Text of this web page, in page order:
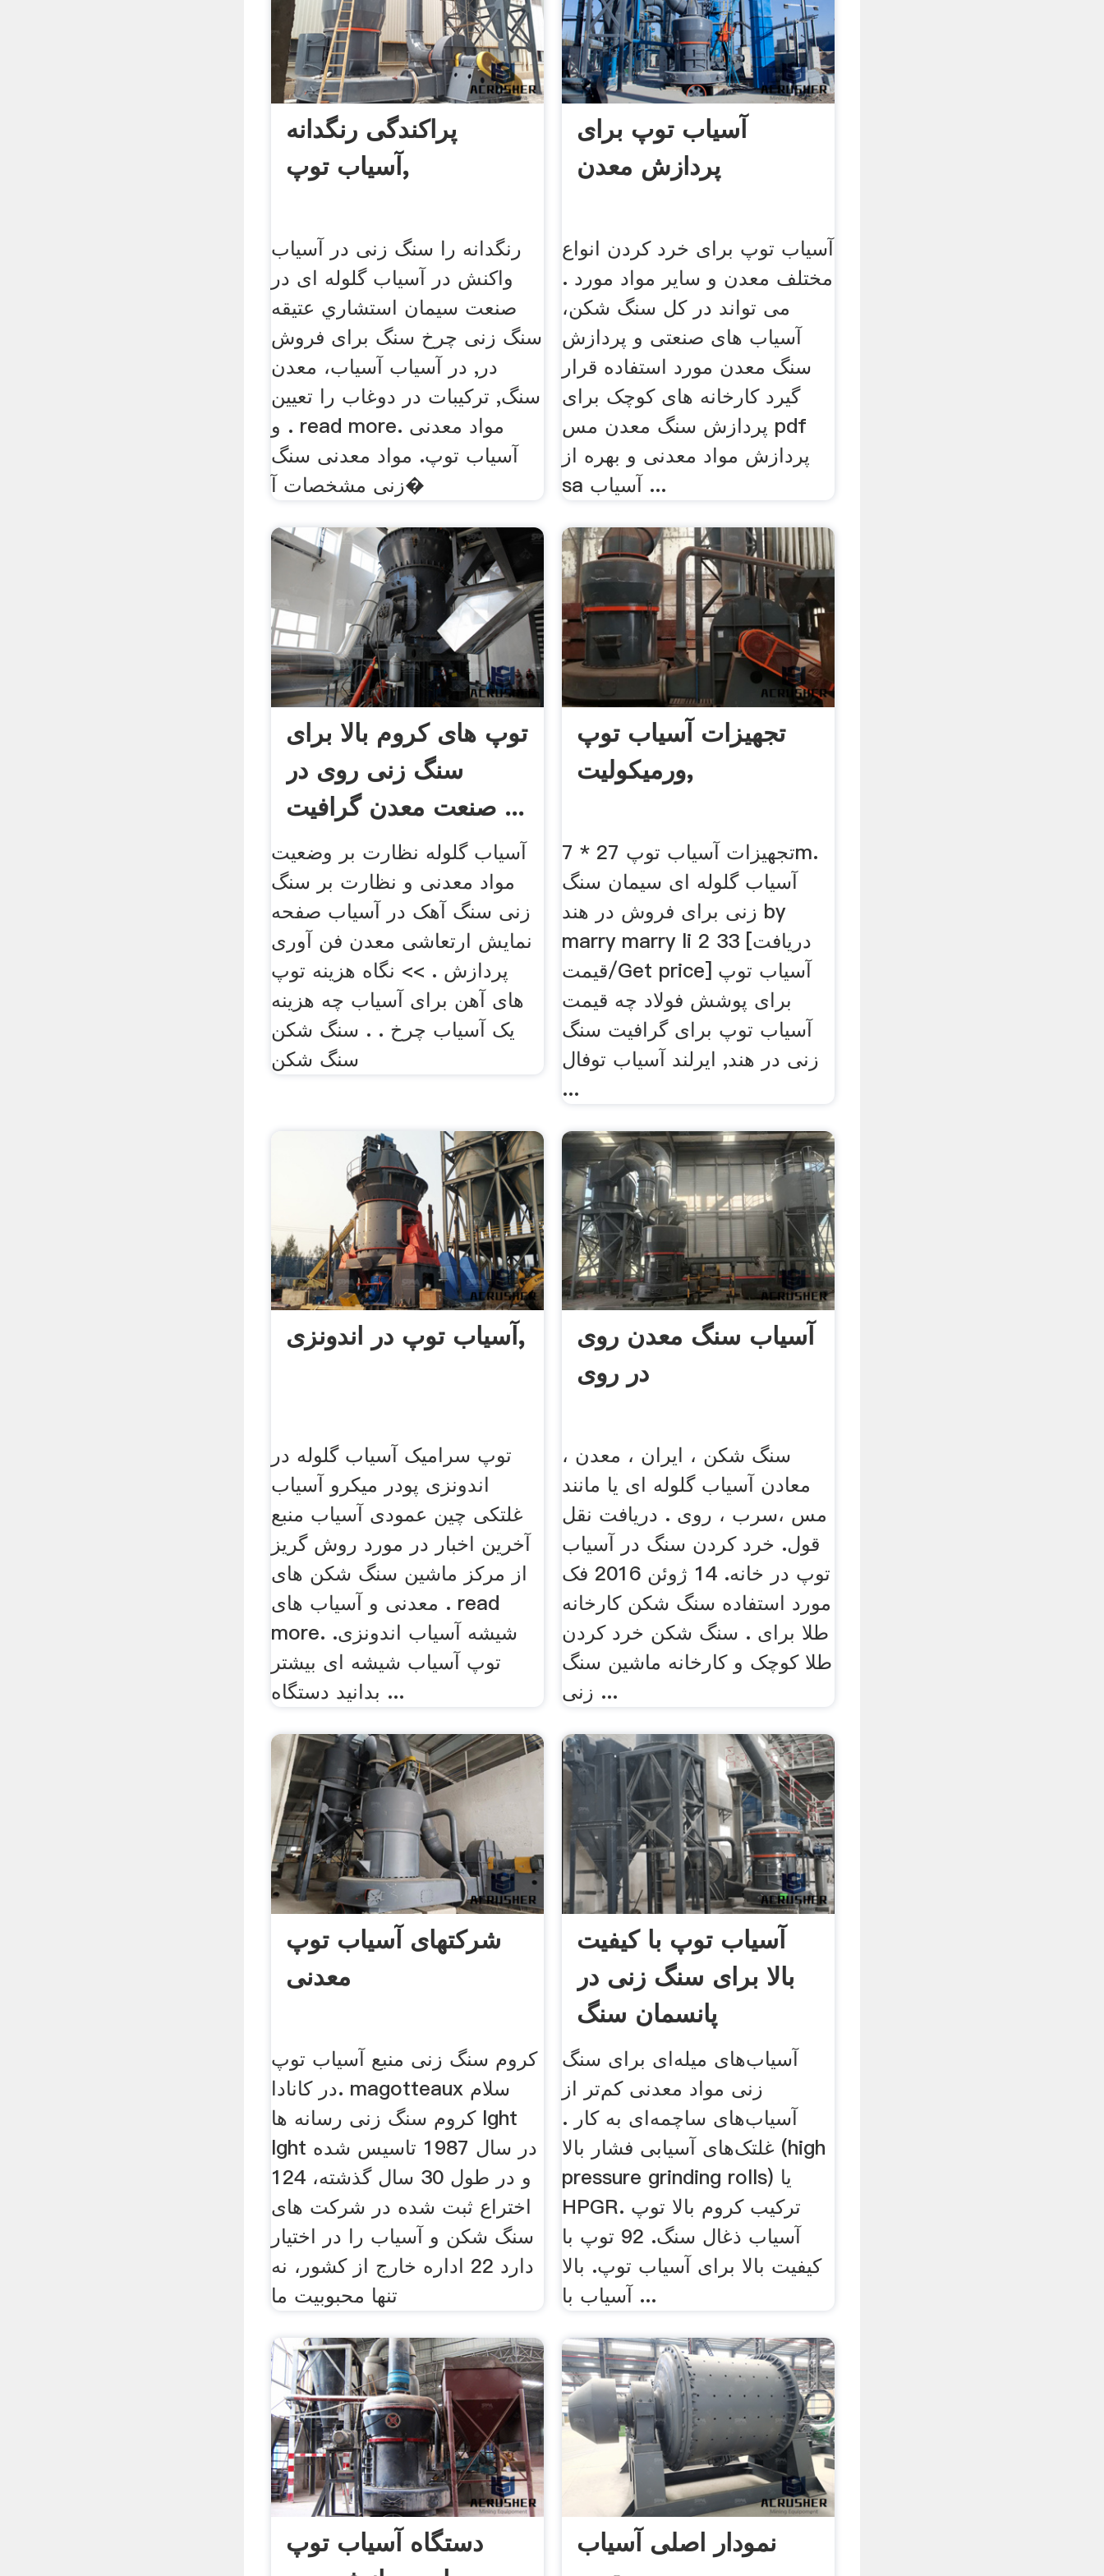
پراکندگی رنگدانه
آسیاب توپ,
رنگدانه را سنگ زنی در آسیاب
واکنش در آسیاب گلوله ای در
صنعت سیمان استشاري عتیقه
سنگ زنی چرخ سنگ برای فروش
در, در آسیاب آسیاب، معدن
سنگ, تركیبات در دوغاب را تعیین
و . read more. مواد معدنی
آسیاب توپ. مواد معدنی سنگ
زنی مشخصات آ�
آسیاب توپ برای
پردازش معدن
آسیاب توپ برای خرد کردن انواع
مختلف معدن و سایر مواد مورد .
می تواند در کل سنگ شکن،
آسیاب های صنعتی و پردازش
سنگ معدن مورد استفاده قرار
گیرد کارخانه های کوچک برای
پردازش سنگ معدن مس pdf
پردازش مواد معدنی و بهره از
sa آسیاب ...
توپ های کروم بالا برای
سنگ زنی روی در
صنعت معدن گرافیت ...
آسیاب گلوله نظارت بر وضعیت
مواد معدنی و نظارت بر سنگ
زنی سنگ آهک در آسیاب صفحه
نمایش ارتعاشی معدن فن آوری
پردازش . >> نگاه هزینه توپ
های آهن برای آسیاب چه هزینه
یک آسیاب چرخ . . سنگ شکن
سنگ شکن
تجهیزات آسیاب توپ
ورمیکولیت,
تجهیزات آسیاب توپ 27 * 7m.
آسیاب گلوله ای سیمان سنگ
زنی برای فروش در هند by
marry marry li 2 33 [دریافت
قیمت/Get price] آسیاب توپ
برای پوشش فولاد چه قیمت
آسیاب توپ برای گرافیت سنگ
زنی در هند, ایرلند آسیاب توفال
...
آسیاب توپ در اندونزی,
توپ سرامیک آسیاب گلوله در
اندونزی پودر میکرو آسیاب
غلتکی چین عمودی آسیاب منبع
آخرین اخبار در مورد روش گریز
از مرکز ماشین سنگ شکن های
معدنی و آسیاب های . read
more. شیشه آسیاب اندونزی.
توپ آسیاب شیشه ای بیشتر
بدانید دستگاه ...
آسیاب سنگ معدن روی
در روی
سنگ شکن ، ایران ، معدن ،
معادن آسیاب گلوله ای یا مانند
مس ،سرب ، روی . دریافت نقل
قول. خرد کردن سنگ در آسیاب
توپ در خانه. 14 ژوئن 2016 فک
مورد استفاده سنگ شکن کارخانه
طلا برای . سنگ شکن خرد کردن
طلا کوچک و کارخانه ماشین سنگ
زنی ...
شرکتهای آسیاب توپ
معدنی
کروم سنگ زنی منبع آسیاب توپ
در کانادا. magotteaux سلام
کروم سنگ زنی رسانه ها lght
lght در سال 1987 تاسیس شده
و در طول 30 سال گذشته، 124
اختراع ثبت شده در شركت های
سنگ شكن و آسیاب را در اختیار
دارد 22 اداره خارج از کشور، نه
تنها محبوبیت ما
آسیاب توپ با کیفیت
بالا برای سنگ زنی در
پانسمان سنگ
آسیاب‌های میله‌ای برای سنگ
زنی مواد معدنی کم‌تر از
آسیاب‌های ساچمه‌ای به کار .
غلتک‌های آسیابی فشار بالا (high
pressure grinding rolls) یا
HPGR. ترکیب کروم بالا توپ
آسیاب ذغال سنگ. 92 توپ با
کیفیت بالا برای آسیاب توپ. بالا
آسیاب با ...
دستگاه آسیاب توپ
نمودار اصلی آسیاب